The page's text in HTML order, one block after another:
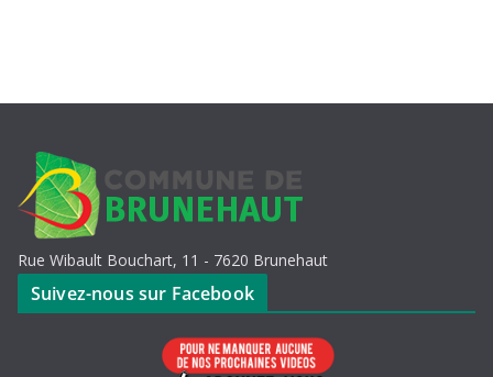
Rue Wibault Bouchart, 11 - 7620 Brunehaut
Suivez-nous sur Facebook